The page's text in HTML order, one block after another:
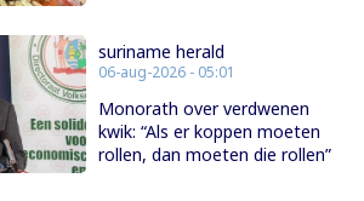
suriname herald
06-aug-2026 - 05:01
Monorath over verdwenen
kwik: “Als er koppen moeten
rollen, dan moeten die rollen”